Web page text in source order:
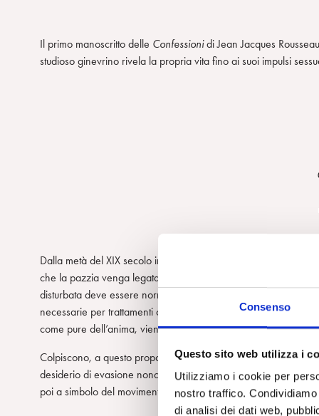
Consenso
Questo sito web utilizza i
Utilizziamo i cookie per
nostro traffico.
di analisi dei dati web,
Il primo manoscritto delle Confessionidi Jean Jacques
studioso ginevrino rivela la propria vita fino ai suoi impulsi
Dalla metà del XIX secolo in poi, le persone con problemi
che la pazzia venga legata e imbavagliata e il linguaggio
disturbata deve essere normalizzata tramite mezzi di
necessarie per trattamenti coatti. L’istituto di cura in cui i
come pure dell’anima, viene costantemente monitorato.
Colpiscono, a questo proposito, sia l’esposizione di chiavi
desiderio di evasione nonché l’illusione di disporre di una via
poi a simbolo del movimento antipsichiatrico.